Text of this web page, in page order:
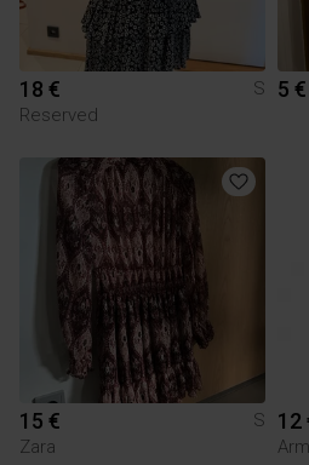
18 €
S
Reserved
5 €
15 €
S
Zara
12